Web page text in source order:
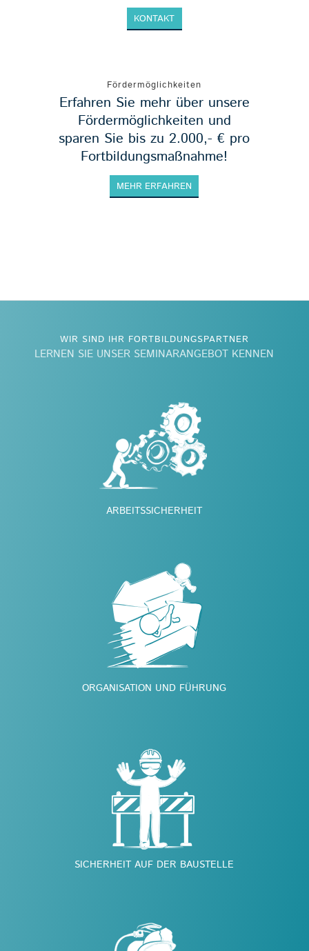
KONTAKT
Fördermöglichkeiten
Erfahren Sie mehr über unsere
Fördermöglichkeiten und
sparen Sie bis zu 2.000,- € pro
Fortbildungsmaßnahme!
MEHR ERFAHREN
WIR SIND IHR FORTBILDUNGSPARTNER
LERNEN SIE UNSER SEMINARANGEBOT KENNEN
ARBEITSSICHERHEIT
ORGANISATION UND FÜHRUNG
SICHERHEIT AUF DER BAUSTELLE